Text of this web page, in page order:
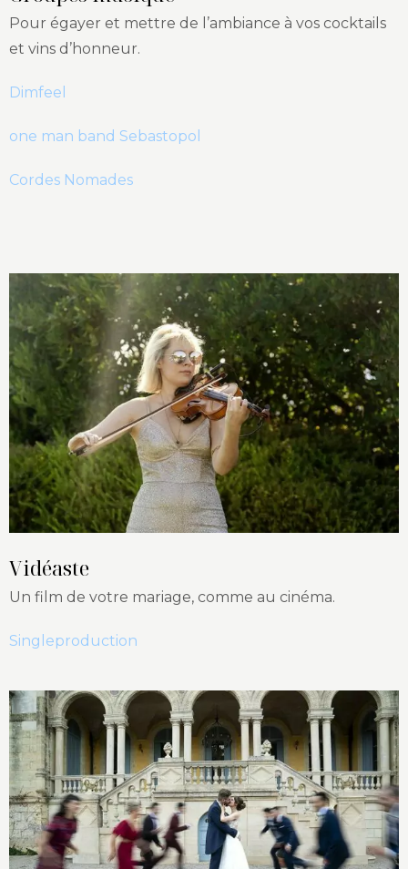
Pour égayer et mettre de l’ambiance à vos cocktails
et vins d’honneur.
Dimfeel
one man band Sebastopol
Cordes Nomades
Vidéaste
Un film de votre mariage, comme au cinéma.
Singleproduction